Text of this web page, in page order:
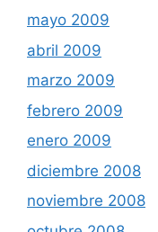
mayo 2009
abril 2009
marzo 2009
febrero 2009
enero 2009
diciembre 2008
noviembre 2008